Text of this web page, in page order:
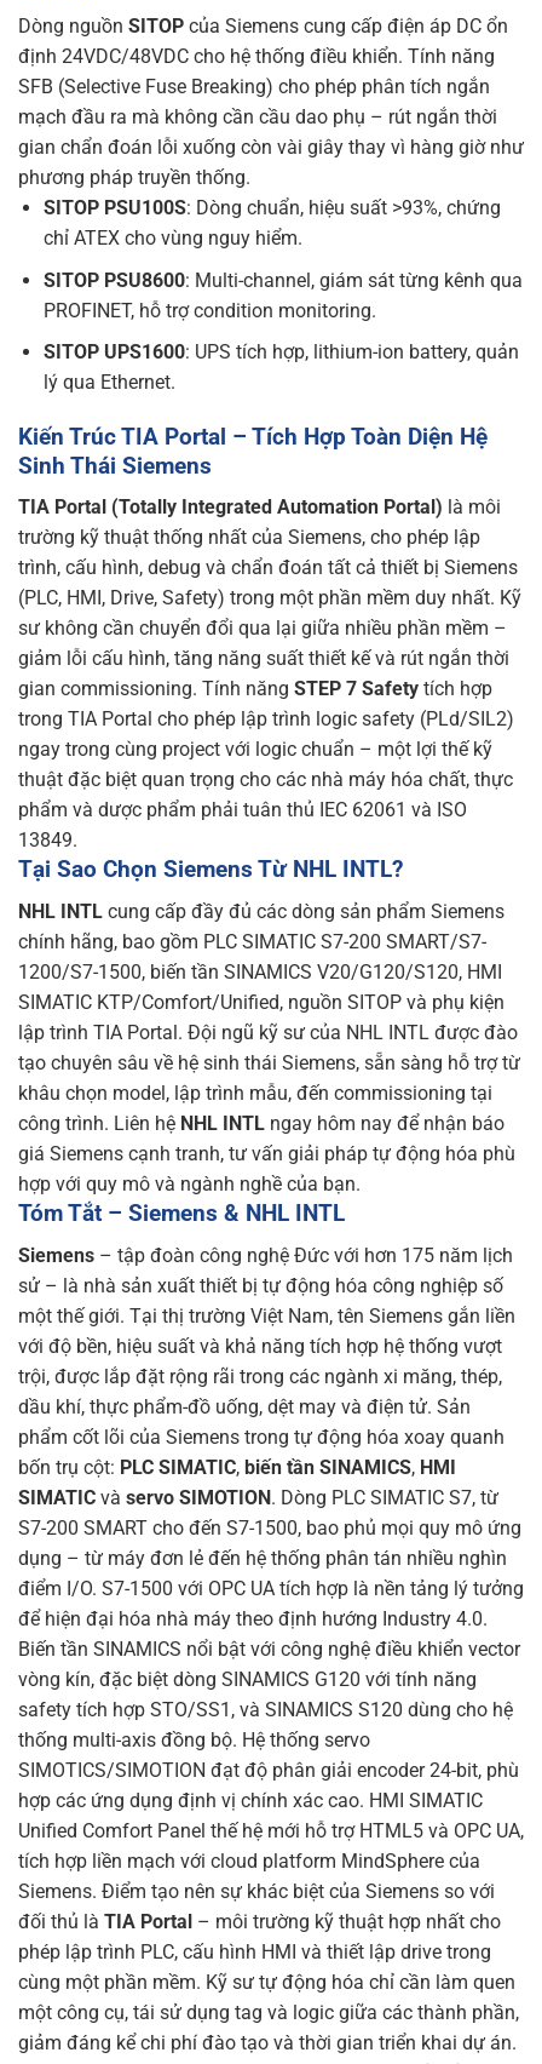
Dòng nguồn SITOP của Siemens cung cấp điện áp DC ổn
định 24VDC/48VDC cho hệ thống điều khiển. Tính năng
SFB (Selective Fuse Breaking) cho phép phân tích ngắn
mạch đầu ra mà không cần cầu dao phụ – rút ngắn thời
gian chẩn đoán lỗi xuống còn vài giây thay vì hàng giờ như
phương pháp truyền thống.
SITOP PSU100S: Dòng chuẩn, hiệu suất >93%, chứng
chỉ ATEX cho vùng nguy hiểm.
SITOP PSU8600: Multi-channel, giám sát từng kênh qua
PROFINET, hỗ trợ condition monitoring.
SITOP UPS1600: UPS tích hợp, lithium-ion battery, quản
lý qua Ethernet.
Kiến Trúc TIA Portal – Tích Hợp Toàn Diện Hệ
Sinh Thái Siemens
TIA Portal (Totally Integrated Automation Portal) là môi
trường kỹ thuật thống nhất của Siemens, cho phép lập
trình, cấu hình, debug và chẩn đoán tất cả thiết bị Siemens
(PLC, HMI, Drive, Safety) trong một phần mềm duy nhất. Kỹ
sư không cần chuyển đổi qua lại giữa nhiều phần mềm –
giảm lỗi cấu hình, tăng năng suất thiết kế và rút ngắn thời
gian commissioning. Tính năng STEP 7 Safety tích hợp
trong TIA Portal cho phép lập trình logic safety (PLd/SIL2)
ngay trong cùng project với logic chuẩn – một lợi thế kỹ
thuật đặc biệt quan trọng cho các nhà máy hóa chất, thực
phẩm và dược phẩm phải tuân thủ IEC 62061 và ISO
13849.
Tại Sao Chọn Siemens Từ NHL INTL?
NHL INTL cung cấp đầy đủ các dòng sản phẩm Siemens
chính hãng, bao gồm PLC SIMATIC S7-200 SMART/S7-
1200/S7-1500, biến tần SINAMICS V20/G120/S120, HMI
SIMATIC KTP/Comfort/Unified, nguồn SITOP và phụ kiện
lập trình TIA Portal. Đội ngũ kỹ sư của NHL INTL được đào
tạo chuyên sâu về hệ sinh thái Siemens, sẵn sàng hỗ trợ từ
khâu chọn model, lập trình mẫu, đến commissioning tại
công trình. Liên hệ NHL INTL ngay hôm nay để nhận báo
giá Siemens cạnh tranh, tư vấn giải pháp tự động hóa phù
hợp với quy mô và ngành nghề của bạn.
Tóm Tắt – Siemens & NHL INTL
Siemens – tập đoàn công nghệ Đức với hơn 175 năm lịch
sử – là nhà sản xuất thiết bị tự động hóa công nghiệp số
một thế giới. Tại thị trường Việt Nam, tên Siemens gắn liền
với độ bền, hiệu suất và khả năng tích hợp hệ thống vượt
trội, được lắp đặt rộng rãi trong các ngành xi măng, thép,
dầu khí, thực phẩm-đồ uống, dệt may và điện tử. Sản
phẩm cốt lõi của Siemens trong tự động hóa xoay quanh
bốn trụ cột: PLC SIMATIC, biến tần SINAMICS, HMI
SIMATIC và servo SIMOTION. Dòng PLC SIMATIC S7, từ
S7-200 SMART cho đến S7-1500, bao phủ mọi quy mô ứng
dụng – từ máy đơn lẻ đến hệ thống phân tán nhiều nghìn
điểm I/O. S7-1500 với OPC UA tích hợp là nền tảng lý tưởng
để hiện đại hóa nhà máy theo định hướng Industry 4.0.
Biến tần SINAMICS nổi bật với công nghệ điều khiển vector
vòng kín, đặc biệt dòng SINAMICS G120 với tính năng
safety tích hợp STO/SS1, và SINAMICS S120 dùng cho hệ
thống multi-axis đồng bộ. Hệ thống servo
SIMOTICS/SIMOTION đạt độ phân giải encoder 24-bit, phù
hợp các ứng dụng định vị chính xác cao. HMI SIMATIC
Unified Comfort Panel thế hệ mới hỗ trợ HTML5 và OPC UA,
tích hợp liền mạch với cloud platform MindSphere của
Siemens. Điểm tạo nên sự khác biệt của Siemens so với
đối thủ là TIA Portal – môi trường kỹ thuật hợp nhất cho
phép lập trình PLC, cấu hình HMI và thiết lập drive trong
cùng một phần mềm. Kỹ sư tự động hóa chỉ cần làm quen
một công cụ, tái sử dụng tag và logic giữa các thành phần,
giảm đáng kể chi phí đào tạo và thời gian triển khai dự án.